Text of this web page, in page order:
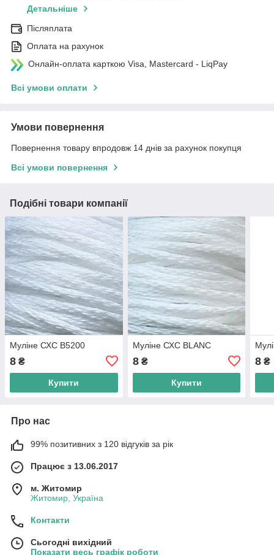
Детальніше
Післяплата
Оплата на рахунок
Онлайн-оплата карткою Visa, Mastercard - LiqPay
Всі умови оплати
Умови повернення
Повернення товару впродовж 14 днів за рахунок покупця
Всі умови повернення
Подібні товари компанії
Муліне СХС B5200
8 ₴
Купити
Муліне СХС BLANC
8₴
Купити
8 ₴
Про нас
99% позитивних з 120 відгуків за рік
Працює з 13.06.2017
м. Житомир
Житомир, Україна
Контакти
Сьогодні вихідний
Показати весь графік роботи